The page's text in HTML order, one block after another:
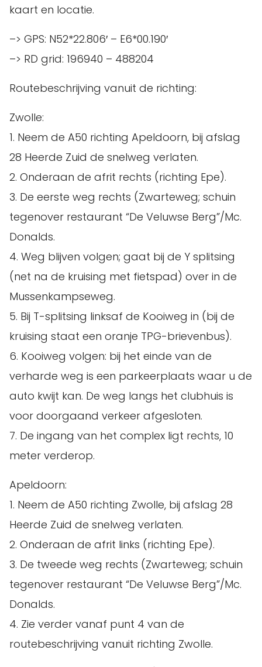
kaart en locatie.
–> GPS: N52*22.806′ – E6*00.190′
–> RD grid: 196940 – 488204
Routebeschrijving vanuit de richting:
Zwolle:
1. Neem de A50 richting Apeldoorn, bij afslag
28 Heerde Zuid de snelweg verlaten.
2. Onderaan de afrit rechts (richting Epe).
3. De eerste weg rechts (Zwarteweg; schuin
tegenover restaurant “De Veluwse Berg”/Mc.
Donalds.
4. Weg blijven volgen; gaat bij de Y splitsing
(net na de kruising met fietspad) over in de
Mussenkampseweg.
5. Bij T-splitsing linksaf de Kooiweg in (bij de
kruising staat een oranje TPG-brievenbus).
6. Kooiweg volgen: bij het einde van de
verharde weg is een parkeerplaats waar u de
auto kwijt kan. De weg langs het clubhuis is
voor doorgaand verkeer afgesloten.
7. De ingang van het complex ligt rechts, 10
meter verderop.
Apeldoorn:
1. Neem de A50 richting Zwolle, bij afslag 28
Heerde Zuid de snelweg verlaten.
2. Onderaan de afrit links (richting Epe).
3. De tweede weg rechts (Zwarteweg; schuin
tegenover restaurant “De Veluwse Berg”/Mc.
Donalds.
4. Zie verder vanaf punt 4 van de
routebeschrijving vanuit richting Zwolle.